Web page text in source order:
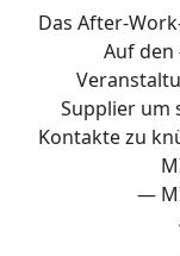
Das After-
Auf den
Supplier um
Kontakte zu
—